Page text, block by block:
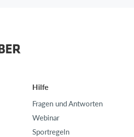
Hilfe
Fragen und Antworten
Webinar
Sportregeln